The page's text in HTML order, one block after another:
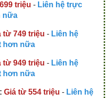
triệu - Liên hệ trực
nữa
từ 749 triệu - Liên hệ
hơn nữa
từ 949 triệu - Liên hệ
hơn nữa
Giá từ 554 triệu - Liên hệ